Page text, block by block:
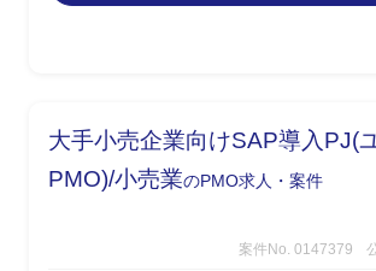
・10月〜立ち上がった
・並行して後続フェーズ
度)のカリブレーション対
大手小売企業向けSAP導入PJ(
PMO)/小売業のPMO求人・案件
案件No. 0147379